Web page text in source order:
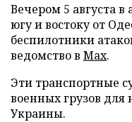
Вечером 5 августа
югу и востоку от
беспилотники
ведомство в Max.
Эти транспортные
военных грузов
Украины.